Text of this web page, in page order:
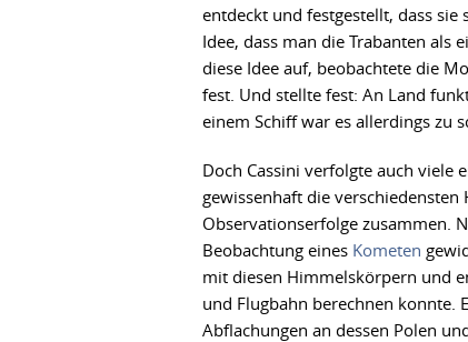
entdeckt und festgestellt, dass
Idee, dass man die Trabanten als
diese Idee auf, beobachtete die
fest. Und stellte fest: An Land
einem Schiff war es allerdings zu
Doch Cassini verfolgte auch viele
gewissenhaft die
Observationserfolge zusammen.
Beobachtung eines Kometen
mit diesen Himmelskörpern und
und Flugbahn berechnen konnte.
Abflachungen an dessen Polen